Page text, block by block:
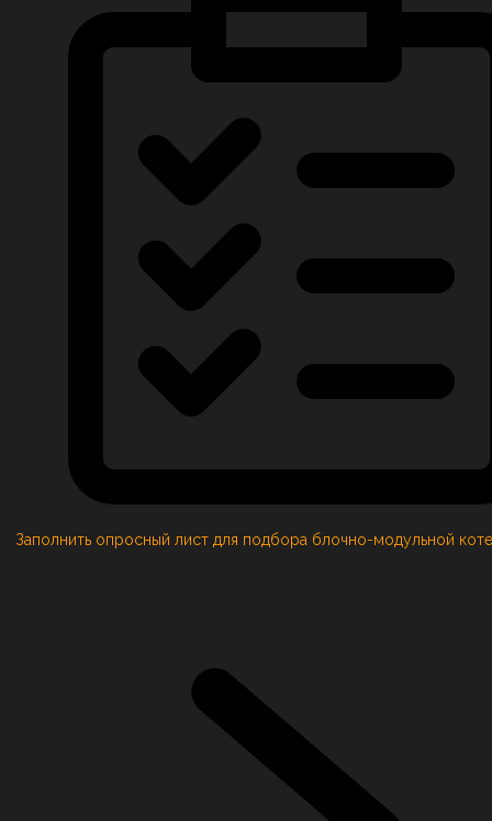
Заполнить опросный лист для подбора блочно-модульной